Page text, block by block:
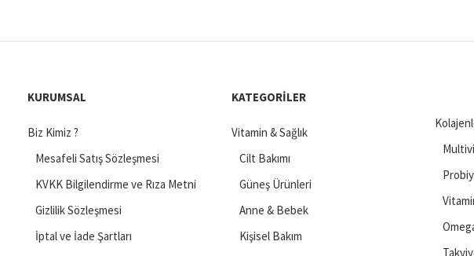
KURUMSAL
Biz Kimiz ?
Mesafeli Satış Sözleşmesi
KVKK Bilgilendirme ve Rıza Metni
Gizlilik Sözleşmesi
İptal ve İade Şartları
KATEGORILER
Vitamin & Sağlık
Cilt Bakımı
Güneş Ürünleri
Anne & Bebek
Kişisel Bakım